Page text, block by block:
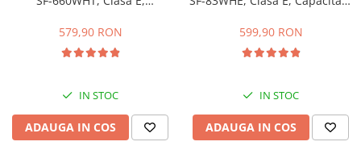
579,90 RON
IN STOC
ADAUGA IN COS
Compartiment gheata, H 85
cm, Alb
599,90 RON
IN STOC
ADAUGA IN COS